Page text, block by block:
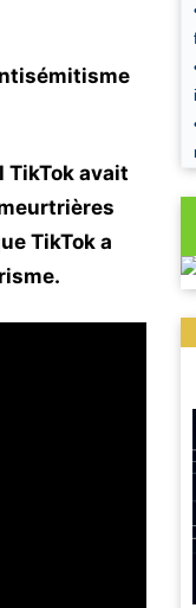
avait
TikTok a